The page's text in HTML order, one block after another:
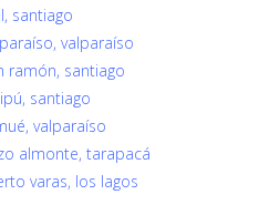
santiago
valparaíso
ramón, santiago
santiago
valparaíso
almonte, tarapacá
varas, los lagos